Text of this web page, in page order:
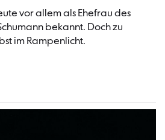
vor allem als Ehefrau des
bekannt. Doch zu
im Rampenlicht.